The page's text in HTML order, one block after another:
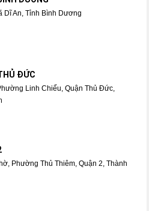
Dĩ An, Tỉnh Bình Dương
ĐỨC
Linh Chiểu, Quận Thủ Đức,
Phường Thủ Thiêm, Quận 2, Thành